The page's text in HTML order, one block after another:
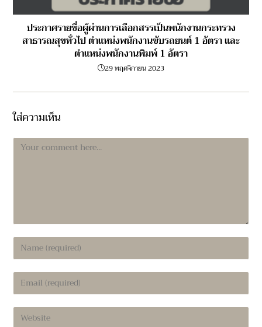
ประกาศรายชื่อผู้ผ่านการเลือกสรรเป็นพนักงานกระทรวง
สาธารณสุขทั่วไป ตำแหน่งพนักงานขับรถยนต์ 1 อัตรา และ
ตำแหน่งพนักงานพิมพ์ 1 อัตรา
29 พฤศจิกายน 2023
ใส่ความเห็น
Comment
Enter
your
username
comment
Enter
your
address
Enter
your